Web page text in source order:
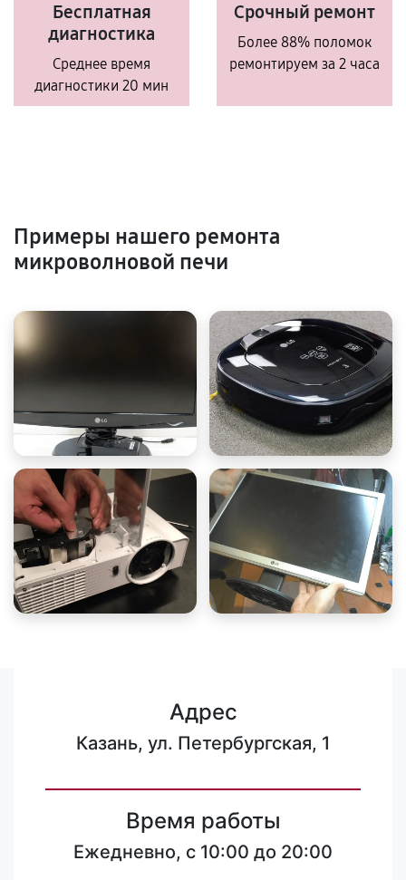
Бесплатная
диагностика
Среднее время
диагностики 20 мин
Срочный ремонт
Более 88% поломок
ремонтируем за 2 часа
Примеры нашего ремонта
микроволновой печи
Адрес
Казань, ул. Петербургская, 1
Время работы
Ежедневно, с 10:00 до 20:00